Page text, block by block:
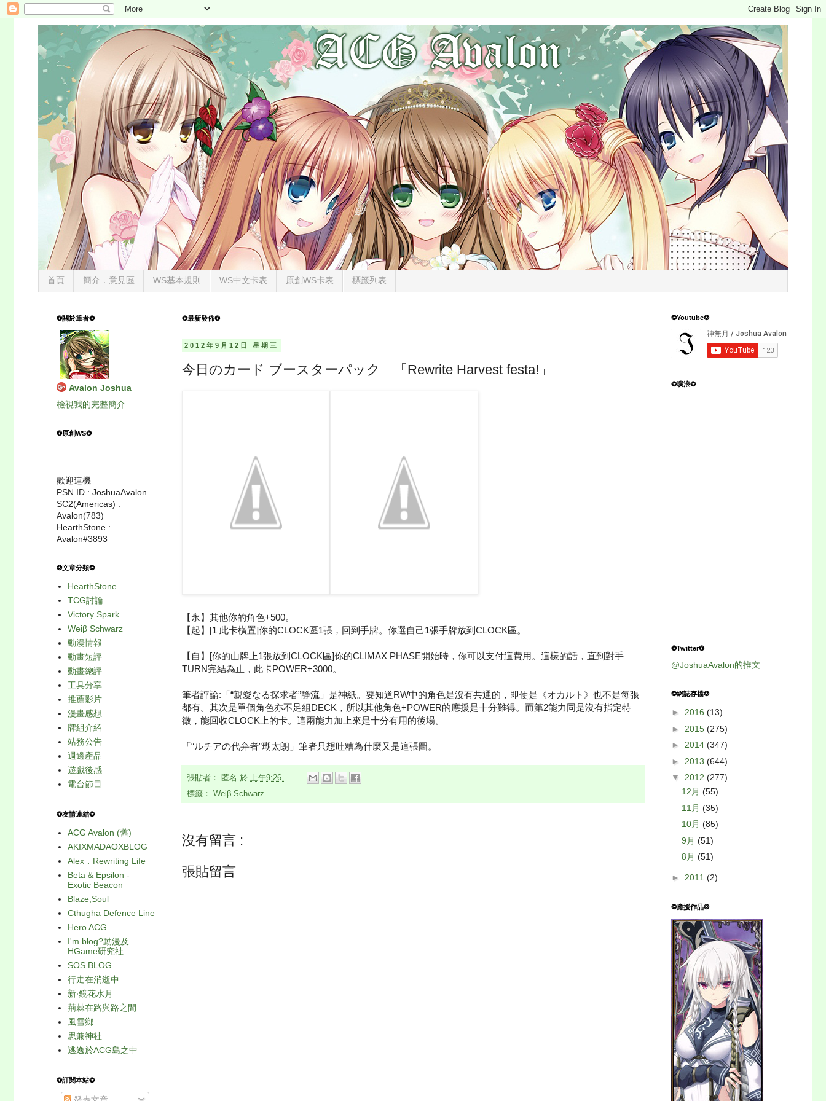
首頁 簡介．意見區 WS基本規則 WS中文卡表 原創WS卡表 標籤列表
❂最新發佈❂
2012年9月12日 星期三
今日のカード ブースターパック 「Rewrite Harvest festa!」
【永】其他你的角色+500。
【起】[1 此卡橫置]你的CLOCK區1張，回到手牌。你選自己1張手牌放到CLOCK區。
【自】[你的山牌上1張放到CLOCK區]你的CLIMAX PHASE開始時，你可以支付這費用。這樣的話，直到對手
TURN完結為止，此卡POWER+3000。
筆者評論:「“親愛なる探求者”静流」是神紙。要知道RW中的角色是沒有共通的，即使是《オカルト》也不是每張
都有。其次是單個角色亦不足組DECK，所以其他角色+POWER的應援是十分難得。而第2能力同是沒有指定特
徵，能回收CLOCK上的卡。這兩能力加上來是十分有用的後場。
「“ルチアの代弁者”瑚太朗」筆者只想吐糟為什麼又是這張圖。
張貼者： 匿名 於
上午9:26
標籤： Weiβ Schwarz
沒有留言 :
張貼留言
❂關於筆者❂
Avalon Joshua
檢視我的完整簡介
❂原創WS❂
歡迎連機
PSN ID : JoshuaAvalon
SC2(Americas) :
Avalon(783)
HearthStone :
Avalon#3893
❂文章分類❂
HearthStone
TCG討論
Victory Spark
Weiβ Schwarz
動漫情報
動畫短評
動畫總評
工具分享
推薦影片
漫畫感想
牌組介紹
站務公告
週邊產品
遊戲後感
電台節目
❂友情連結❂
ACG Avalon (舊)
AKIXMADAOXBLOG
Alex．Rewriting Life
Beta & Epsilon -
Exotic Beacon
Blaze;Soul
Cthugha Defence Line
Hero ACG
I'm blog?動漫及
HGame研究社
SOS BLOG
行走在消逝中
新‧鏡花水月
荊棘在路與路之間
風雪鄉
思兼神社
逃逸於ACG島之中
❂訂閱本站❂
❂Youtube❂
❂噗浪❂
❂Twitter❂
@JoshuaAvalon的推文
❂網誌存檔❂
► 2016 (13)
► 2015 (275)
► 2014 (347)
► 2013 (644)
▼ 2012 (277)
12月 (55)
11月 (35)
10月 (85)
9月 (51)
8月 (51)
► 2011 (2)
❂應援作品❂